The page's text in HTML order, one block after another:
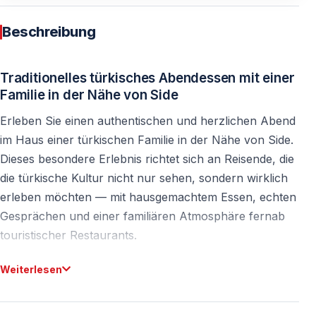
Beschreibung
Traditionelles türkisches Abendessen mit einer
Familie in der Nähe von Side
Erleben Sie einen authentischen und herzlichen Abend
im Haus einer türkischen Familie in der Nähe von Side.
Dieses besondere Erlebnis richtet sich an Reisende, die
die türkische Kultur nicht nur sehen, sondern wirklich
erleben möchten — mit hausgemachtem Essen, echten
Gesprächen und einer familiären Atmosphäre fernab
touristischer Restaurants.
Zuhause
Weiterlesen